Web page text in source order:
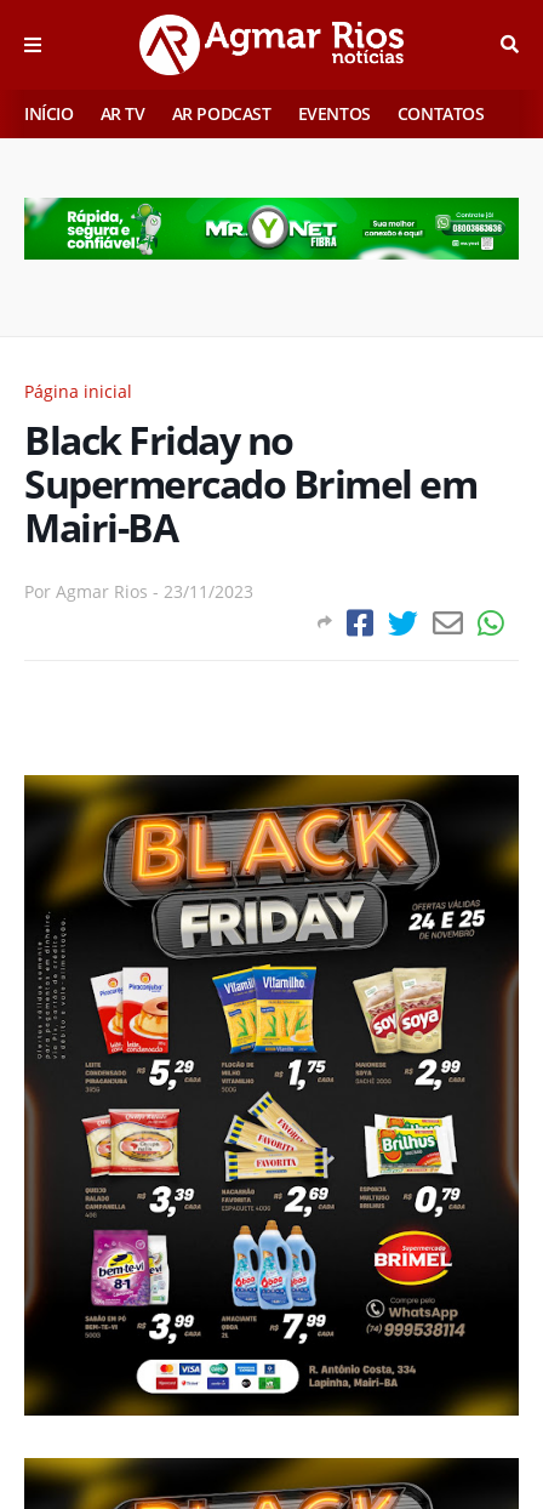
INÍCIO AR TV AR PODCAST EVENTOS CONTATOS
Página inicial
Black Friday no
Supermercado Brimel em
Mairi-BA
Por Agmar Rios - 23/11/2023